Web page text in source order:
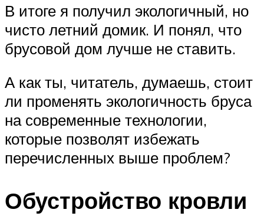
В итоге я получил экологичный, но
чисто летний домик. И понял, что
брусовой дом лучше не ставить.
А как ты, читатель, думаешь, стоит
ли променять экологичность бруса
на современные технологии,
которые позволят избежать
перечисленных выше проблем?
Обустройство кровли